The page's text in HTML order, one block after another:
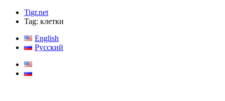
Tigr.net
Tag: клетки
English
Русский